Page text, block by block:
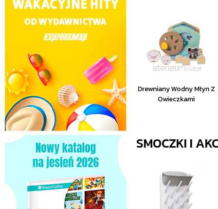
Drewniany Wodny Młyn Z
Owieczkami
SMOCZKI I